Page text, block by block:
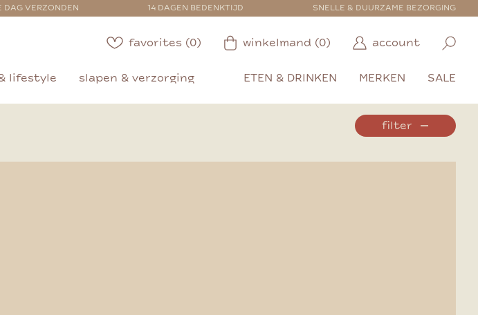
DAG VERZONDEN 14 DAGEN BEDENKTIJD SNELLE & DUURZAME BEZORGING
favorites (0) winkelmand (0) account
lifestyle slapen & verzorging ETEN & DRINKEN MERKEN SALE
filter